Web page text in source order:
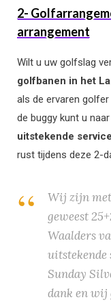
2-
arrangement
Wilt u uw golfslag
golfbanen in het
als de ervaren
de buggy kunt u
uitstekende service
rust tijdens deze 2-
Wij zijn
geweest
Waalders
uitstekende
Sunday
dank en wij